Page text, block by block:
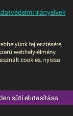
irányelvek
fejlesztésére,
webhely-élmény
cookies, nyissa
süti elutasítása